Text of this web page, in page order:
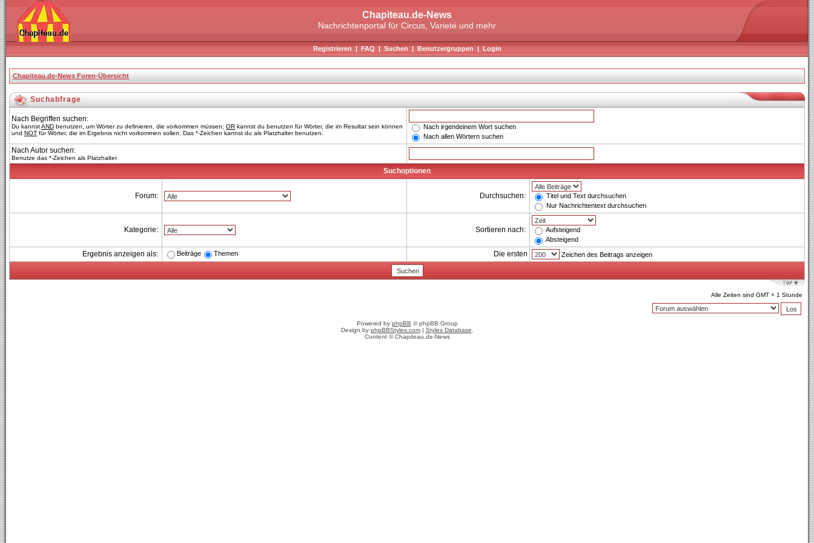
Chapiteau.de-News
Nachrichtenportal für Circus, Varieté und mehr
Registrieren|FAQ|Suchen|Benutzergruppen|Login
Chapiteau.de-News Foren-Übersicht
Suchabfrage
Nach Begriffen suchen:
Du kannstAND benutzen, um Wörter zu definieren, die vorkommen müssen; OR kannst du benutzen für Wörter, die im Resultat sein können
und NOT für Wörter, die im Ergebnis nicht vorkommen sollen. Das *-Zeichen kannst du als Platzhalter benutzen.
Nach irgendeinem Wort suchen
Nach allen Wörtern suchen
Nach Autor suchen:
Benutze das *-Zeichen als Platzhalter
Suchoptionen
Forum: Durchsuchen:
Titel und Text durchsuchen
Nur Nachrichtentext durchsuchen
Kategorie: Sortieren nach:
Aufsteigend
Absteigend
Ergebnis anzeigen als: Beiträge Themen Die ersten Zeichen des Beitrags anzeigen
Alle Zeiten sind GMT + 1 Stunde
Powered by phpBB © phpBB Group
Design by phpBBStyles.com| Styles Database
Content © Chapiteau.de-News